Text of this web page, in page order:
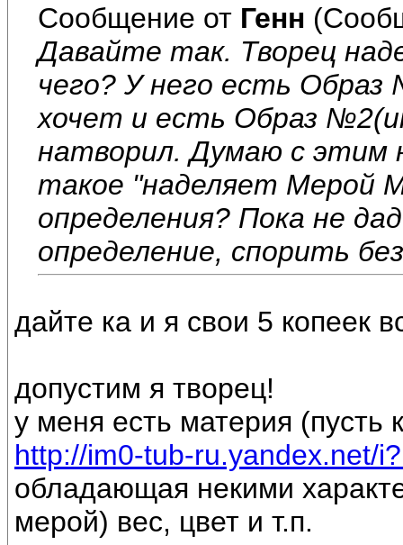
Сообщение от Генн
Давайте так. Творец
чего? У него есть
хочет и есть Образ
натворил. Думаю с этим
такое "наделяет Мерой
определения? Пока не
определение, спорить
дайте ка и я свои 5 копеек
допустим я творец!
у меня есть материя
http://im0-tub-ru.yandex.net/
обладающая некими
мерой) вес, цвет и т.п.